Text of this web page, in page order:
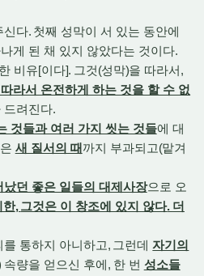
신다. 첫째 성막이 서 있는 동안에
게 된 채 있지 않았다는 것이다.
비유[이다]. 그것(성막)을 따라서,
라서 온전하게 하는 것을 할 수 없
드려진다.
것들과 여러 가지 씻는 것들에 대
은 새 질서의 때까지 부과되고(맡겨
났던 좋은 일들의 대제사장으로 오
한,그것은 이 창조에 있지 않다. 더
통하지 아니하고, 그런데자기의
속량을 얻으신 후에, 한 번 성소들